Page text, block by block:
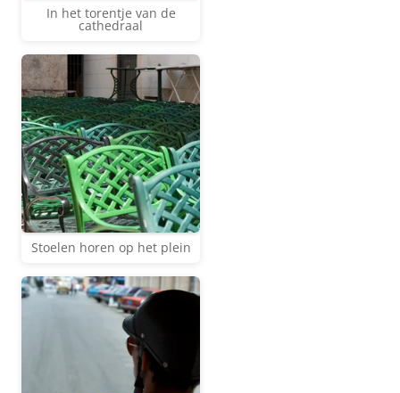
In het torentje van de
cathedraal
Stoelen horen op het plein